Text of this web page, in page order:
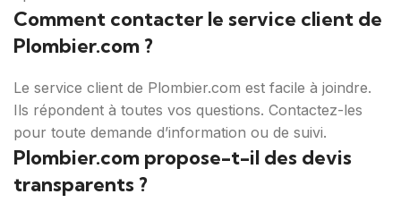
Comment contacter le service client de
Plombier.com ?
Le service client de Plombier.com est facile à joindre.
Ils répondent à toutes vos questions. Contactez-les
pour toute demande d’information ou de suivi.
Plombier.com propose-t-il des devis
transparents ?